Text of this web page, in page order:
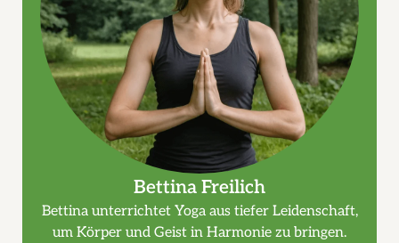
Bettina Freilich
Bettina unterrichtet Yoga aus tiefer Leidenschaft,
um Körper und Geist in Harmonie zu bringen.